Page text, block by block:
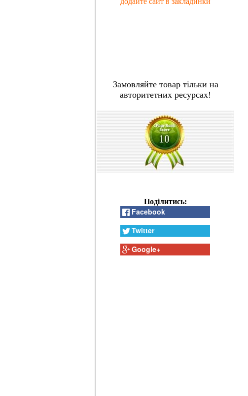
Замовляйте товар тільки на
авторитетних ресурсах!
Поділитись:
Facebook
Twitter
Google+